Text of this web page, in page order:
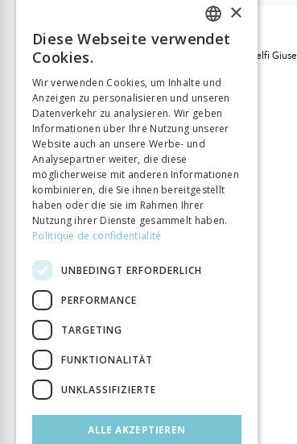
INFORMATIONEN
Autor:in
Melfi
Verlag
Éditions HEP-BEJUNE
ISBN
9782970117506
Sprache
Français
Seitenzahl
168
Erscheinungsjahr
1 Juli 2017
Art des Buches
Ouvrage collectif
FRENCH
ITALIAN
×
Diese Webseite verwendet
Cookies.
Wir verwenden Cookies, um Inhalte und
Anzeigen zu personalisieren und unseren
Datenverkehr zu analysieren. Wir geben
Informationen über Ihre Nutzung unserer
Website auch an unsere Werbe- und
Analysepartner weiter, die diese
möglicherweise mit anderen Informationen
kombinieren, die Sie ihnen bereitgestellt
haben oder die sie im Rahmen Ihrer
Nutzung ihrer Dienste gesammelt haben.
Politique de confidentialité
UNBEDINGT ERFORDERLICH
PERFORMANCE
TARGETING
FUNKTIONALITÄT
UNKLASSIFIZIERTE
ALLE AKZEPTIEREN